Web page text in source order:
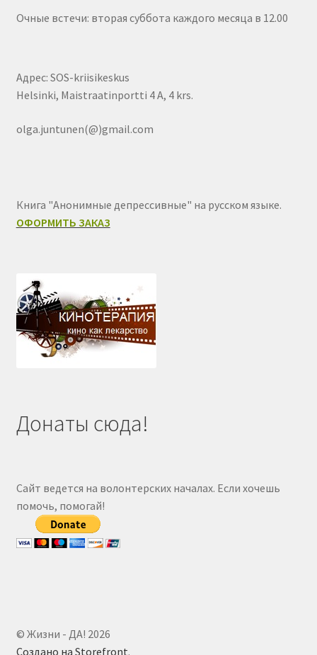
Очные встечи: вторая суббота каждого месяца в 12.00
Адрес: SOS-kriisikeskus
Helsinki, Maistraatinportti 4 A, 4 krs.
olga.juntunen(@)gmail.com
Книга "Анонимные депрессивные" на русском языке.
ОФОРМИТЬ ЗАКАЗ
Донаты сюда!
Сайт ведется на волонтерских началах. Если хочешь
помочь, помогай!
© Жизни - ДА! 2026
Создано на Storefront.